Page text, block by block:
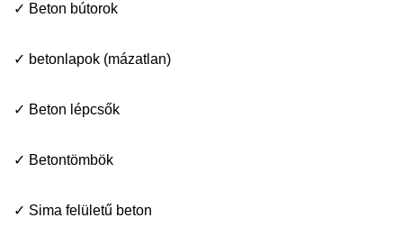
✓ Beton bútorok
✓ betonlapok (mázatlan)
✓ Beton lépcsők
✓ Betontömbök
✓ Sima felületű beton